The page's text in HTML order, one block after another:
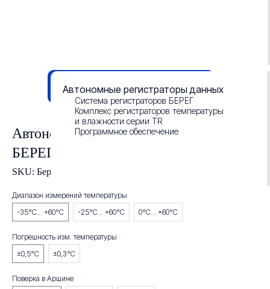
Смотреть презентацию
Автономные регистраторы данных
Система регистраторов БЕРЕГ
Комплекс регистраторов температуры
и влажности серии TR
Программное обеспечение
Автономный регистратор температуры
БЕРЕГ-ТП
SKU: Берег-ТП-5K
Диапазон измерений температуры
-35°С... +60°С
-25°С... +60°С 0°С... +60°С
Погрешность изм. температуры
±0,5°С
±0,3°С
Поверка в Аршине
Внесен в
Госреестр СИ РФ
№ 91203-24
Внесен в Госреестр СИ